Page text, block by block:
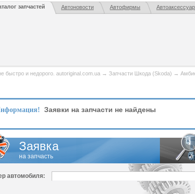
запчастей Автоновости Автофирмы
быстро и недорого. autoriginal.com.ua → Запчасти Шкода (Skoda) →
Заявки на запчасти не найдены
Заявка
на запчасть
автомобиля: